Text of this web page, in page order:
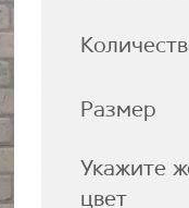
Размер
Укажите
цвет